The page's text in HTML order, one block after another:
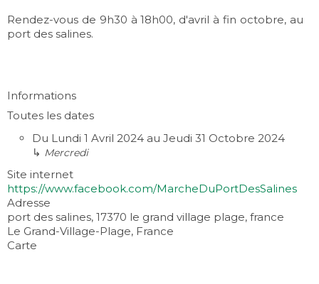
Rendez-vous de 9h30 à 18h00, d'avril à fin octobre, au
port des salines.
Informations
Toutes les dates
Du Lundi 1 Avril 2024 au Jeudi 31 Octobre 2024
↳ Mercredi
Site internet
https://www.facebook.com/MarcheDuPortDesSalines
Adresse
port des salines, 17370 le grand village plage, france
Le Grand-Village-Plage, France
Carte